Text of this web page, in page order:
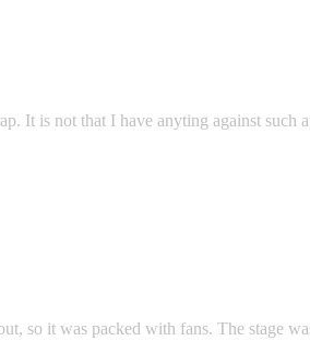
It is not that I have anyting against such
so it was packed with fans. The stage